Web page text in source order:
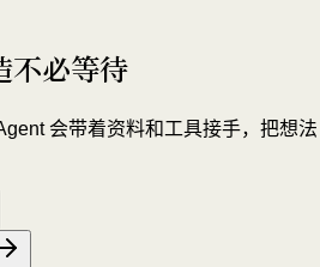
不必等待
会带着资料和工具接手，把想法